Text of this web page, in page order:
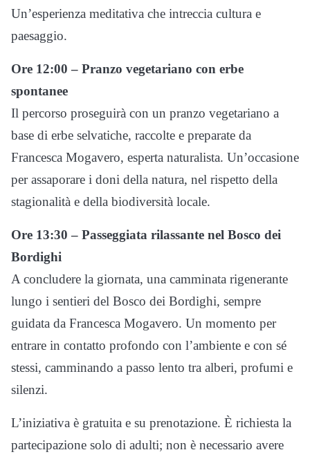
Un’esperienza meditativa che intreccia cultura e
paesaggio.
Ore 12:00 – Pranzo vegetariano con erbe
spontanee
Il percorso proseguirà con un pranzo vegetariano a
base di erbe selvatiche, raccolte e preparate da
Francesca Mogavero, esperta naturalista. Un’occasione
per assaporare i doni della natura, nel rispetto della
stagionalità e della biodiversità locale.
Ore 13:30 – Passeggiata rilassante nel Bosco dei
Bordighi
A concludere la giornata, una camminata rigenerante
lungo i sentieri del Bosco dei Bordighi, sempre
guidata da Francesca Mogavero. Un momento per
entrare in contatto profondo con l’ambiente e con sé
stessi, camminando a passo lento tra alberi, profumi e
silenzi.
L’iniziativa è gratuita e su prenotazione. È richiesta la
partecipazione solo di adulti; non è necessario avere